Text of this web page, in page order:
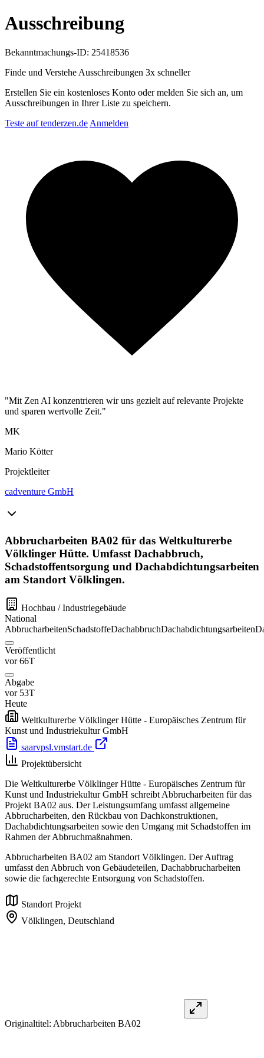
Ausschreibung
Bekanntmachungs-ID: 25418536
Finde und Verstehe Ausschreibungen 3x schneller
Erstellen Sie ein kostenloses Konto oder melden Sie sich an, um
Ausschreibungen in Ihrer Liste zu speichern.
Teste auf tenderzen.de Anmelden
"Mit Zen AI konzentrieren wir uns gezielt auf relevante Projekte
und sparen wertvolle Zeit."
MK
Mario Kötter
Projektleiter
cadventure GmbH
Abbrucharbeiten BA02 für das Weltkulturerbe
Völklinger Hütte. Umfasst Dachabbruch,
Schadstoffentsorgung und Dachabdichtungsarbeiten
am Standort Völklingen.
Hochbau / Industriegebäude
National
AbbrucharbeitenSchadstoffeDachabbruchDachabdichtungsarbeiten
Veröffentlicht
vor 66T
Abgabe
vor 53T
Heute
Weltkulturerbe Völklinger Hütte - Europäisches Zentrum für
Kunst und Industriekultur GmbH
saarvpsl.vmstart.de
Projektübersicht
Die Weltkulturerbe Völklinger Hütte - Europäisches Zentrum für
Kunst und Industriekultur GmbH schreibt Abbrucharbeiten für das
Projekt BA02 aus. Der Leistungsumfang umfasst allgemeine
Abbrucharbeiten, den Rückbau von Dachkonstruktionen,
Dachabdichtungsarbeiten sowie den Umgang mit Schadstoffen im
Rahmen der Abbruchmaßnahmen.
Abbrucharbeiten BA02 am Standort Völklingen. Der Auftrag
umfasst den Abbruch von Gebäudeteilen, Dachabbrucharbeiten
sowie die fachgerechte Entsorgung von Schadstoffen.
Standort Projekt
Völklingen, Deutschland
Originaltitel: Abbrucharbeiten BA02